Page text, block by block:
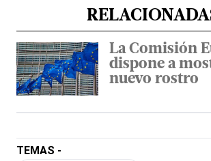
La Comisión
dispone a
nuevo rostro
TEMAS -